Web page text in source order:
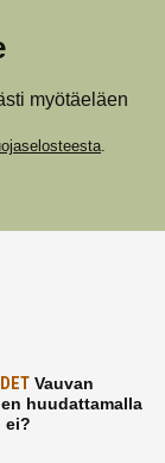
myötäeläen
Vauvan
huudattamalla
ei?